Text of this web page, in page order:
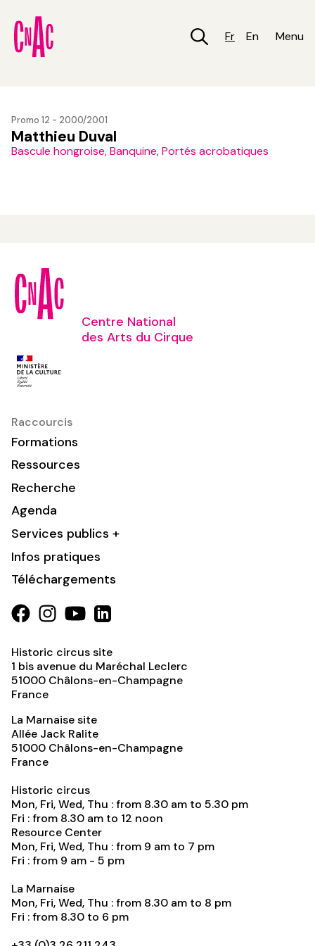
contenu
principal
Fr En Menu
Promo 12 - 2000/2001
Matthieu Duval
Bascule hongroise, Banquine, Portés acrobatiques
Centre National
des Arts du Cirque
Raccourcis
Formations
Ressources
Recherche
Agenda
Services publics +
Infos pratiques
Téléchargements
Historic circus site
1 bis avenue du Maréchal Leclerc
51000 Châlons-en-Champagne
France
La Marnaise site
Allée Jack Ralite
51000 Châlons-en-Champagne
France
Historic circus
Mon, Fri, Wed, Thu : from 8.30 am to 5.30 pm
Fri : from 8.30 am to 12 noon
Resource Center
Mon, Fri, Wed, Thu : from 9 am to 7 pm
Fri : from 9 am - 5 pm
La Marnaise
Mon, Fri, Wed, Thu : from 8.30 am to 8 pm
Fri : from 8.30 to 6 pm